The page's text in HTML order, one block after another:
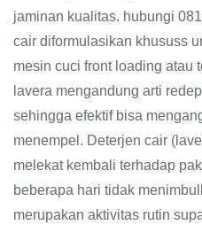
jaminan kualitas. hubungi
cair diformulasikan khususs
mesin cuci front loading atau
lavera mengandung arti
sehingga efektif bisa
menempel. Deterjen cair
melekat kembali terhadap
beberapa hari tidak
merupakan aktivitas rutin